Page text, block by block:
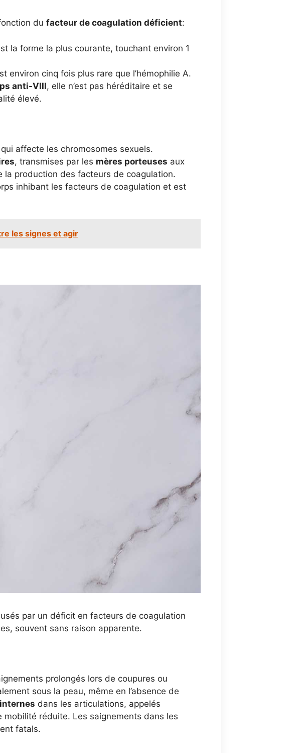
du facteur de coagulation déficient:
la forme la plus courante, touchant environ 1
environ cinq fois plus rare que l’hémophilie A.
anti-VIII, elle n’est pas héréditaire et se
élevé.
qui affecte les chromosomes sexuels.
, transmises par les mères porteuses aux
la production des facteurs de coagulation.
inhibant les facteurs de coagulation et est
les signes et agir
par un déficit en facteurs de coagulation
souvent sans raison apparente.
prolongés lors de coupures ou
sous la peau, même en l’absence de
dans les articulations, appelés
mobilité réduite. Les saignements dans les
fatals.